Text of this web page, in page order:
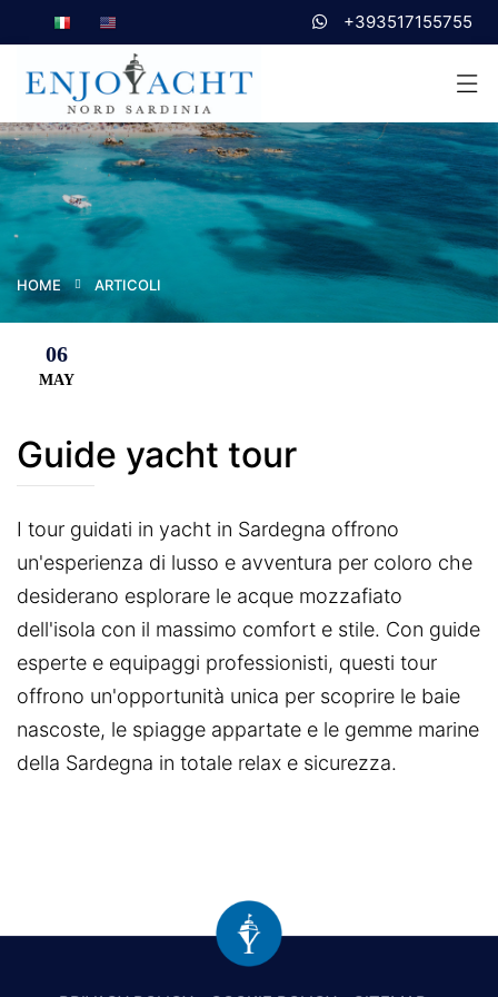
+393517155755
HOME ARTICOLI
06
MAY
Guide yacht tour
I tour guidati in yacht in Sardegna offrono
un'esperienza di lusso e avventura per coloro che
desiderano esplorare le acque mozzafiato
dell'isola con il massimo comfort e stile. Con guide
esperte e equipaggi professionisti, questi tour
offrono un'opportunità unica per scoprire le baie
nascoste, le spiagge appartate e le gemme marine
della Sardegna in totale relax e sicurezza.